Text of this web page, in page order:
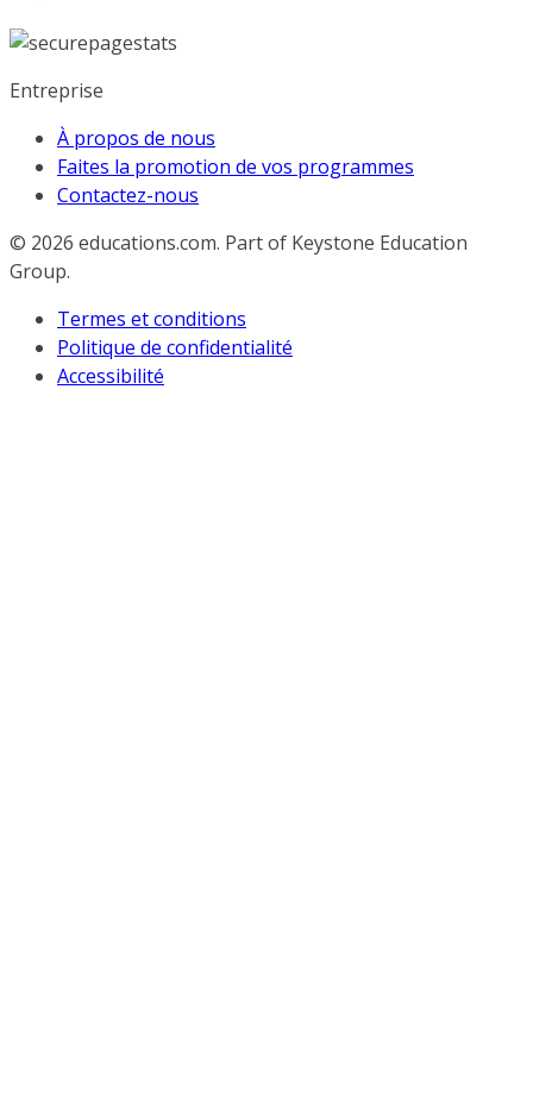
Entreprise
À propos de nous
Faites la promotion de vos programmes
Contactez-nous
© 2026 educations.com. Part of Keystone Education
Group.
Termes et conditions
Politique de confidentialité
Accessibilité